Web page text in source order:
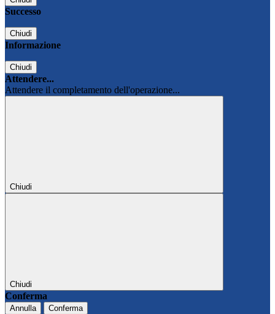
Successo
Chiudi
Informazione
Chiudi
Attendere...
Attendere il completamento dell'operazione...
Chiudi
Chiudi
Conferma
Annulla Conferma